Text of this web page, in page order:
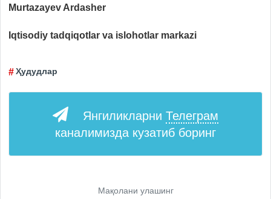
Murtazayev Ardasher
Iqtisodiy tadqiqotlar va islohotlar markazi
Ҳудудлар
Янгиликларни Телеграм
каналимизда кузатиб боринг
Мақолани улашинг